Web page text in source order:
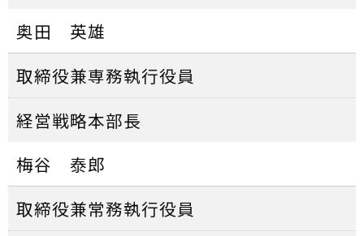
奥田 英雄
取締役兼専務執行役員
経営戦略本部長
梅谷 泰郎
取締役兼常務執行役員